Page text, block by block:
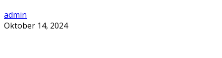
admin
Oktober 14, 2024